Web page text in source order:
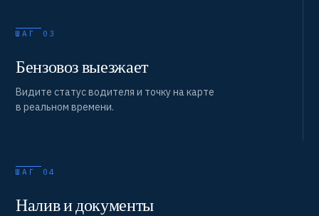
ШАГ 03
Бензовоз выезжает
Видите статус водителя и точку на карте
в реальном времени.
ШАГ 04
Налив и документы